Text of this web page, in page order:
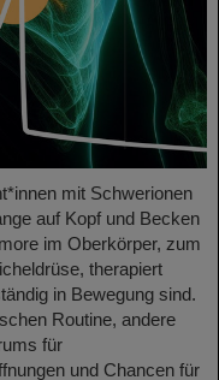
mit Schwerionen
auf Kopf und Becken
im Oberkörper, zum
therapiert
in Bewegung sind.
Routine, andere
für
und Chancen für